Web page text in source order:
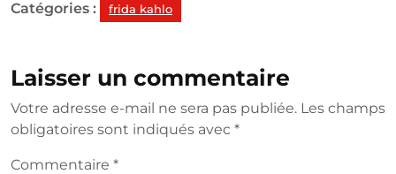
Catégories : frida kahlo
Laisser un commentaire
Votre adresse e-mail ne sera pas publiée. Les champs
obligatoires sont indiqués avec *
Commentaire *